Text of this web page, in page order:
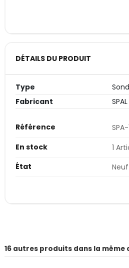
DÉTAILS DU PRODUIT
Type
Fabricant
SPAL
Référence
En stock
1
État
Neuf
16 autres produits dans la même